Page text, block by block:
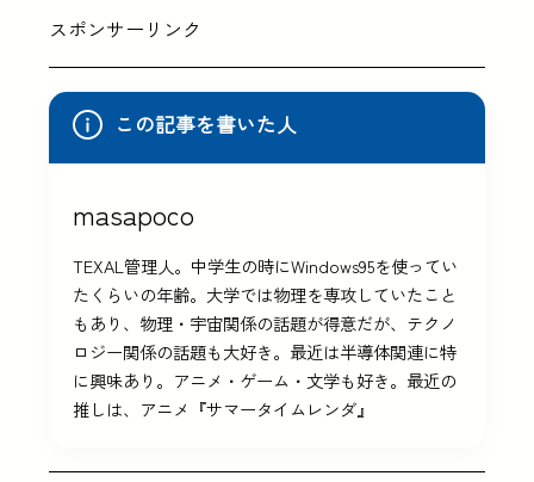
スポンサーリンク
この記事を書いた人
masapoco
TEXAL管理人。中学生の時にWindows95を使ってい
たくらいの年齢。大学では物理を専攻していたこと
もあり、物理・宇宙関係の話題が得意だが、テクノ
ロジー関係の話題も大好き。最近は半導体関連に特
に興味あり。アニメ・ゲーム・文学も好き。最近の
推しは、アニメ『サマータイムレンダ』